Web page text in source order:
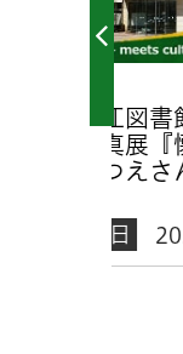
夏
書
う
開